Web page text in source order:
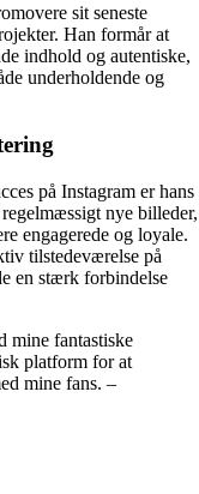
sit seneste
Han formår at
indhold og autentiske,
underholdende og
på Instagram er hans
nye billeder,
engagerede og loyale.
tilstedeværelse på
en stærk forbindelse
mine fantastiske
platform for at
mine fans. –